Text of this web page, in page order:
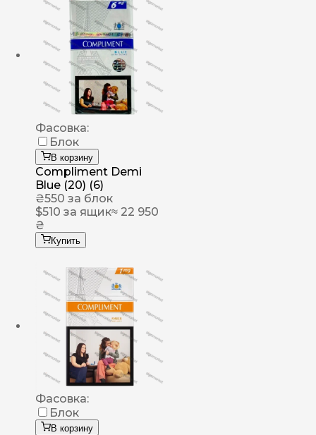
Фасовка:
Блок
В корзину
Compliment Demi
Blue (20) (6)
₴550 за блок
$510 за ящик≈ 22 950
₴
Купить
Фасовка:
Блок
В корзину